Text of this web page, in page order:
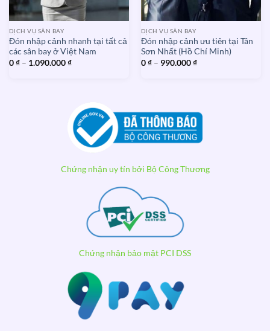
DỊCH VỤ SÂN BAY
Đón nhập cảnh nhanh tại tất cả
các sân bay ở Việt Nam
0₫ – 1.090.000₫Khoảng
DỊCH VỤ SÂN BAY
Đón nhập cảnh ưu tiên tại Tân
Sơn Nhất (Hồ Chí Minh)
0₫ – 990.000₫Khoảng
Chứng nhận uy tín bởi Bộ Công Thương
Chứng nhận bảo mật PCI DSS